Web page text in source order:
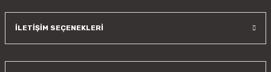
İLETİŞİM SEÇENEKLERİ